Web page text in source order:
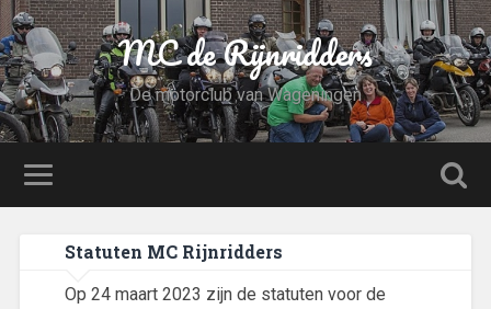
MC de Rijnridders
De motorclub van Wageningen
Statuten MC Rijnridders
Op 24 maart 2023 zijn de statuten voor de